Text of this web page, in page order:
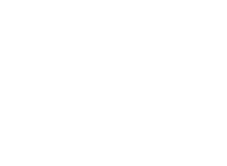
olmak üzere büyük veri analizi.